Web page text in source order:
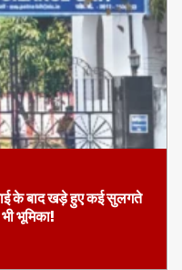
के बाद खड़े हुए कई सुलगते
भूमिका!